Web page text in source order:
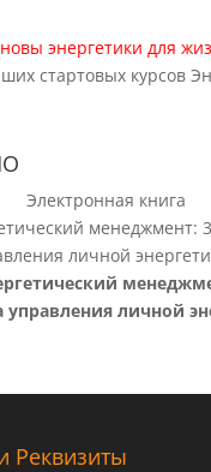
энергетики для
стартовых курсов
Электронная книга
управления личной
Реквизиты